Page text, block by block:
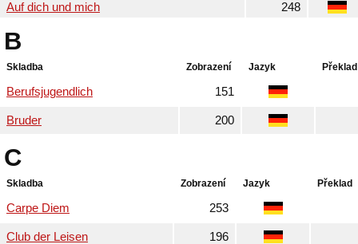
Auf dich und mich
248
B
Skladba Zobrazení Jazyk Překlad
Berufsjugendlich 151
Bruder 200
C
Skladba Zobrazení Jazyk Překlad
Carpe Diem 253
Club der Leisen 196